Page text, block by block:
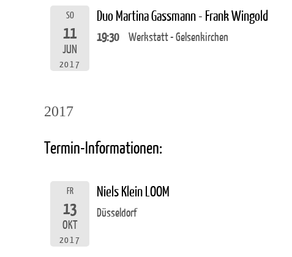
SO
11
JUN
2017
Duo Martina Gassmann - Frank Wingold
19:30 Werkstatt - Gelsenkirchen
2017
Termin-Informationen:
FR
13
OKT
2017
Niels Klein LOOM
Düsseldorf